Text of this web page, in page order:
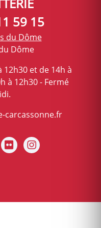
59 15
du Dôme
Dôme
et de 14h à
à 12h30 - Fermé
carcassonne.fr
(ex Twitter)
Notre Chaine youtube
Notre photothèque